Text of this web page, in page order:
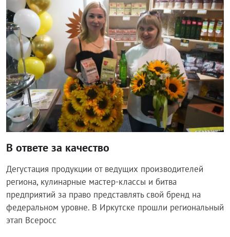
В ответе за качество
Дегустация продукции от ведущих производителей
региона, кулинарные мастер-классы и битва
предприятий за право представлять свой бренд на
федеральном уровне. В Иркутске прошли региональный
этап Всеросс